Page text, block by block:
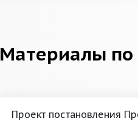
Материалы по
Проект постановления